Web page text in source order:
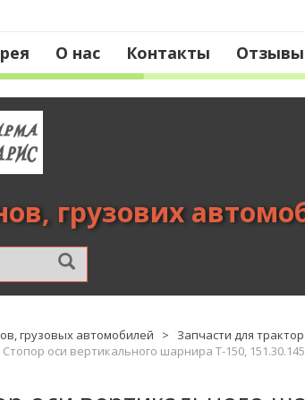
О нас Контакты Отзывы
грузових
грузовых автомобилей > Запчасти для
Стопор оси вертикального шарнира Т-150,